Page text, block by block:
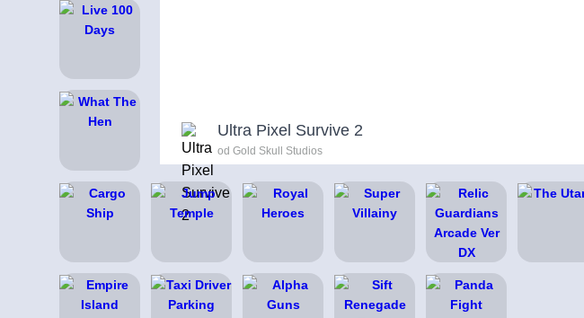
Ultra Pixel Survive 2
od Gold Skull Studios